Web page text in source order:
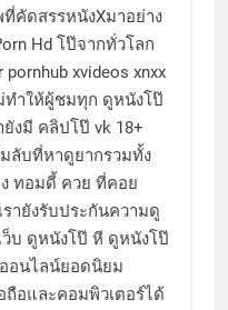
คัดสรรหนังXมาอย่าง
Hd โป๊จากทั่วโลก
pornhub xvideos xnxx
ทำให้ผู้ชมทุก ดูหนังโป๊
งมี คลิปโป๊ vk 18+
ลับที่หาดูยากรวมทั้ง
ง ทอมดี้ ควย ที่คอย
ายังรับประกันความดู
บ ดูหนังโป๊ หี ดูหนังโป๊
อนไลน์ยอดนิยม
อและคอมพิวเตอร์ได้